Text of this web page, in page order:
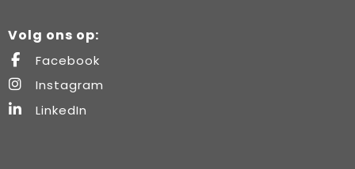
Volg ons op:
Facebook
Instagram
LinkedIn